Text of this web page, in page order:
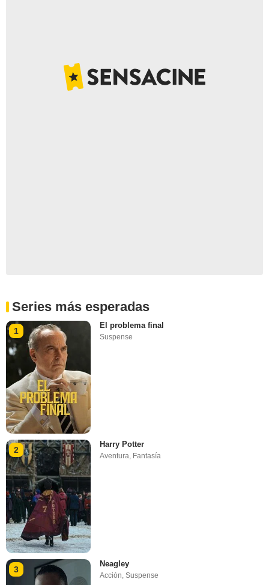
Series más esperadas
1
El problema final
Suspense
2
Harry Potter
Aventura, Fantasía
3
Neagley
Acción ,Suspense